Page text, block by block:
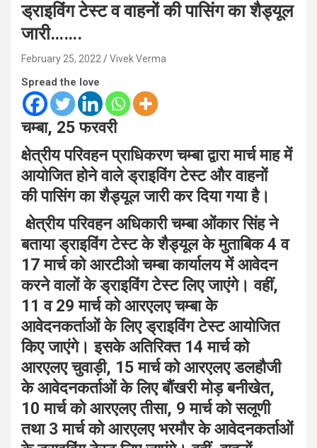
ड्राइविंग टेस्ट व वाहनों की पासिंग का शैड्यूल
जारी…….
February 25, 2022 Vivek Verma
Spread the love
चम्बा, 25 फरवरी
क्षेत्रीय परिवहन प्राधिकरण चम्बा द्वारा मार्च माह में
आयोजित होने वाले ड्राइविंग टेस्ट और वाहनों
की पासिंग का शैड्यूल जारी कर दिया गया है।
क्षेत्रीय परिवहन अधिकारी चम्बा ओंकार सिंह ने
बताया ड्राइविंग टेस्ट के शैड्यूल के मुताबिक 4 व
17 मार्च को आरटीओ चम्बा कार्यालय में आवेदन
करने वालों के ड्राइविंग टेस्ट लिए जाएंगे। वहीं,
11 व 29 मार्च को आरएलए चम्बा के
आवेदनकर्ताओं के लिए ड्राइविंग टेस्ट आयोजित
किए जाएंगे। इसके अतिरिक्त 14 मार्च को
आरएलए चुवाड़ी, 15 मार्च को आरएलए डलहौजी
के आवेदनकर्ताओं के लिए बौंखरी मोड़ बनीखेत,
10 मार्च को आरएलए तीसा, 9 मार्च को सलूणी
तथा 3 मार्च को आरएलए भरमौर के आवेदनकर्ताओं